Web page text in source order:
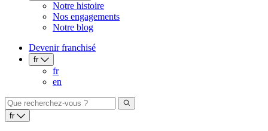
Notre histoire
Nos engagements
Notre blog
Devenir franchisé
fr
fr
en
fr